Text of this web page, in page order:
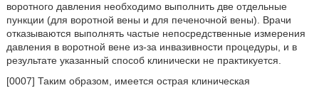
воротного давления необходимо выполнить две отдельные
пункции (для воротной вены и для печеночной вены). Врачи
отказываются выполнять частые непосредственные измерения
давления в воротной вене из-за инвазивности процедуры, и в
результате указанный способ клинически не практикуется.
[0007] Таким образом, имеется острая клиническая